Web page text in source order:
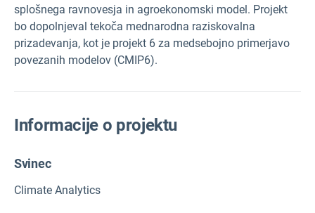
splošnega ravnovesja in agroekonomski model. Projekt
bo dopolnjeval tekoča mednarodna raziskovalna
prizadevanja, kot je projekt 6 za medsebojno primerjavo
povezanih modelov (CMIP6).
Informacije o projektu
Svinec
Climate Analytics